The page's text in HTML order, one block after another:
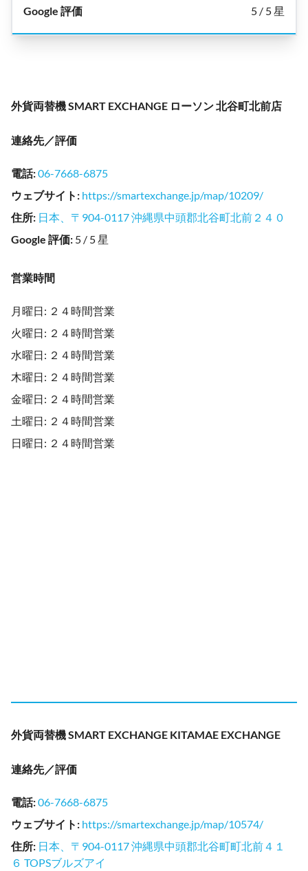
5 / 5 星
外貨両替機 SMART EXCHANGE ローソン 北谷町北前店
連絡先／評価
電話:06-7668-6875
ウェブサイト : https://smartexchange.jp/map/10209/
住所: 日本、〒904-0117 沖縄県中頭郡北谷町北前２４０
Google 評価: 5 / 5 星
営業時間
月曜日: ２４時間営業
火曜日: ２４時間営業
水曜日: ２４時間営業
木曜日: ２４時間営業
金曜日: ２４時間営業
土曜日: ２４時間営業
日曜日: ２４時間営業
外貨両替機 SMART EXCHANGE KITAMAE EXCHANGE
連絡先／評価
電話:06-7668-6875
ウェブサイト : https://smartexchange.jp/map/10574/
住所: 日本、〒904-0117 沖縄県中頭郡北谷町町北前４１
６ TOPSブルズアイ